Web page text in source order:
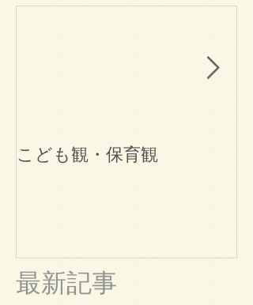
こども観・保育観
最新記事